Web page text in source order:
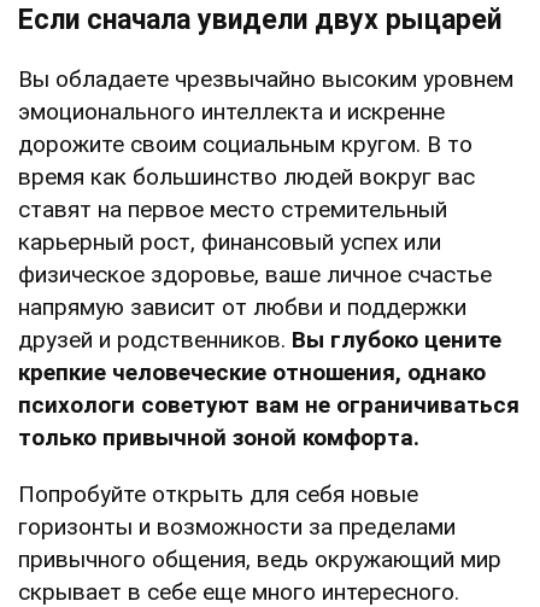
Если сначала увидели двух рыцарей
Вы обладаете чрезвычайно высоким уровнем
эмоционального интеллекта и искренне
дорожите своим социальным кругом. В то
время как большинство людей вокруг вас
ставят на первое место стремительный
карьерный рост, финансовый успех или
физическое здоровье, ваше личное счастье
напрямую зависит от любви и поддержки
друзей и родственников. Вы глубоко цените
крепкие человеческие отношения, однако
психологи советуют вам не ограничиваться
только привычной зоной комфорта.
Попробуйте открыть для себя новые
горизонты и возможности за пределами
привычного общения, ведь окружающий мир
скрывает в себе еще много интересного.